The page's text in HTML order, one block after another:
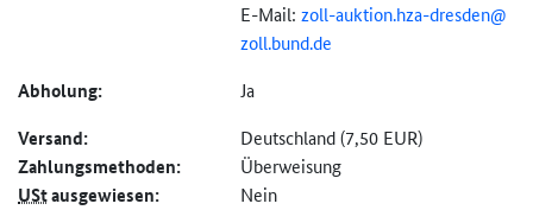
E-Mail: zoll-auktion.hza-dresden@
zoll.bund.de
Abholung: Ja
Versand: Deutschland (7,50 EUR)
Zahlungs­methoden: Überweisung
UStausgewiesen: Nein